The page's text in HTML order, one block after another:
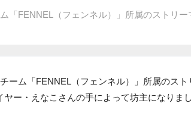
「FENNEL（フェンネル）」所属のストリ
ーム「FENNEL（フェンネル）」所属のス
ヤー・えなこさんの手によって坊主になりまし